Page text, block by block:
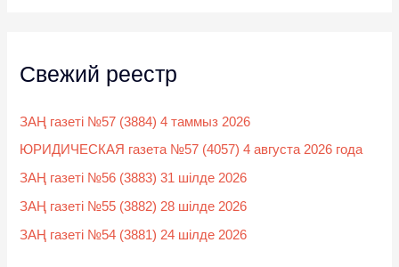
Свежий реестр
ЗАҢ газеті №57 (3884) 4 таммыз 2026
ЮРИДИЧЕСКАЯ газета №57 (4057) 4 августа 2026 года
ЗАҢ газеті №56 (3883) 31 шілде 2026
ЗАҢ газеті №55 (3882) 28 шілде 2026
ЗАҢ газеті №54 (3881) 24 шілде 2026